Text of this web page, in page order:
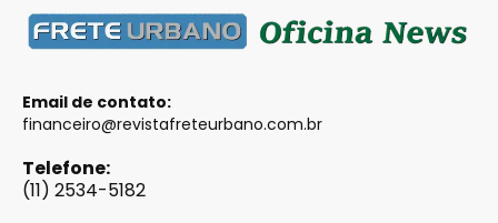
Email de contato:
financeiro@revistafreteurbano.com.br
Telefone:
(11) 2534-5182